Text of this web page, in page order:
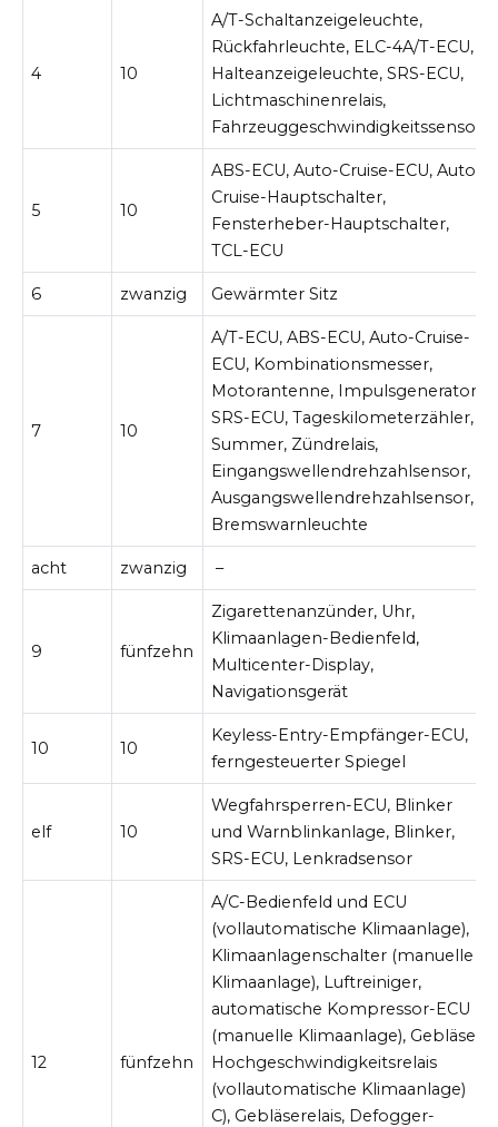
4 10
A/T-Schaltanzeigeleuchte,
Rückfahrleuchte, ELC-4A/T-ECU,
Halteanzeigeleuchte, SRS-ECU,
Lichtmaschinenrelais,
Fahrzeuggeschwindigkeitssensor
5 10
ABS-ECU, Auto-Cruise-ECU, Auto-
Cruise-Hauptschalter,
Fensterheber-Hauptschalter,
TCL-ECU
6 zwanzig Gewärmter Sitz
7 10
A/T-ECU, ABS-ECU, Auto-Cruise-
ECU, Kombinationsmesser,
Motorantenne, Impulsgenerator,
SRS-ECU, Tageskilometerzähler,
Summer, Zündrelais,
Eingangswellendrehzahlsensor,
Ausgangswellendrehzahlsensor,
Bremswarnleuchte
acht zwanzig –
9 fünfzehn
Zigarettenanzünder, Uhr,
Klimaanlagen-Bedienfeld,
Multicenter-Display,
Navigationsgerät
10 10
Keyless-Entry-Empfänger-ECU,
ferngesteuerter Spiegel
elf 10
Wegfahrsperren-ECU, Blinker
und Warnblinkanlage, Blinker,
SRS-ECU, Lenkradsensor
12 fünfzehn
A/C-Bedienfeld und ECU
(vollautomatische Klimaanlage),
Klimaanlagenschalter (manuelle
Klimaanlage), Luftreiniger,
automatische Kompressor-ECU
(manuelle Klimaanlage), Gebläse-
Hochgeschwindigkeitsrelais
(vollautomatische Klimaanlage)
C), Gebläserelais, Defogger-